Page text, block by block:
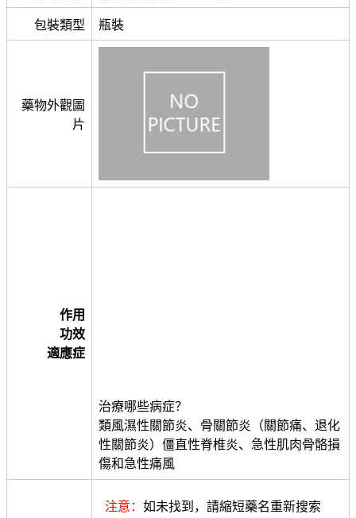
包裝類型 瓶裝
藥物外觀圖
片
作用
功效
適應症
治療哪些病症？
類風濕性關節炎、骨關節炎（關節痛、退化
性關節炎）僵直性脊椎炎、急性肌肉骨骼損
傷和急性痛風
注意： 如未找到，請縮短藥名重新搜索